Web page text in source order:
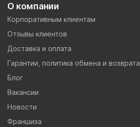
О компании
Корпоративным клиентам
Отзывы клиентов
Доставка и оплата
Гарантии, политика обмена и возврата
Блог
Вакансии
Новости
Франшиза